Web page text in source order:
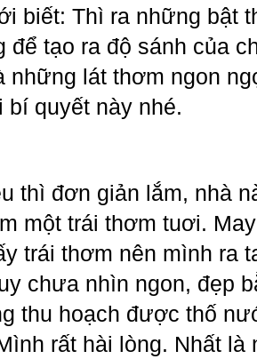
biết: Thì ra những bật
để tạo ra độ sánh của
những lát thơm ngon
bí quyết này nhé.
thì đơn giản lắm, nhà
một trái thơm tuơi.
trái thơm nên mình ra
chưa nhìn ngon, đẹp
thu hoạch được thố
rất hài lòng. Nhất là